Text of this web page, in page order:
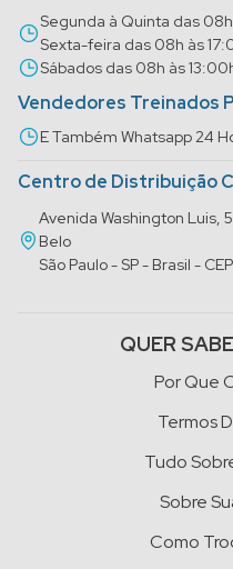
Segunda à Quinta das
Sexta-feira das 08h às
Sábados das 08h às
Vendedores Treinados
E Também Whatsapp 24
Centro de Distribuição
Avenida Washington
Belo
São Paulo - SP - Brasil -
QUER
Por Que
Termos
Tudo
Sobre
Como